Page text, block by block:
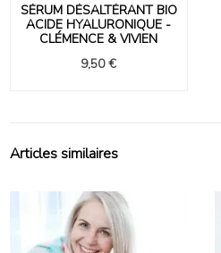
SÉRUM DÉSALTÉRANT BIO
ACIDE HYALURONIQUE -
CLÉMENCE & VIVIEN
9,50 €
Articles similaires